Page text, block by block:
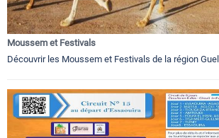
Moussem et Festivals
Découvrir les Moussem et Festivals de la région